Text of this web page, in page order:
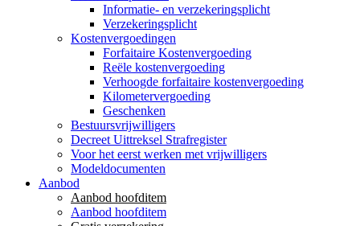
Informatie- en verzekeringsplicht
Verzekeringsplicht
Kostenvergoedingen
Forfaitaire Kostenvergoeding
Reële kostenvergoeding
Verhoogde forfaitaire kostenvergoeding
Kilometervergoeding
Geschenken
Bestuursvrijwilligers
Decreet Uittreksel Strafregister
Voor het eerst werken met vrijwilligers
Modeldocumenten
Aanbod
Aanbod hoofditem
Aanbod hoofditem